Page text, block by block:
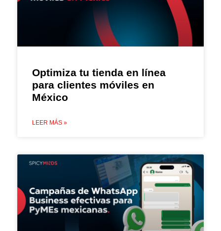
Optimiza tu tienda en línea
para clientes móviles en
México
LEER MÁS »